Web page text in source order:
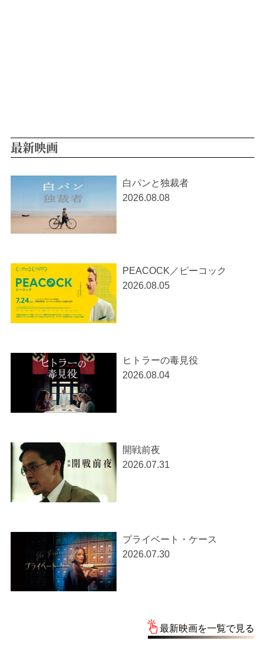
最新映画
白パンと独裁者
2026.08.08
PEACOCK／ピーコック
2026.08.05
ヒトラーの毒見役
2026.08.04
開戦前夜
2026.07.31
プライベート・ケース
2026.07.30
最新映画を一覧で見る